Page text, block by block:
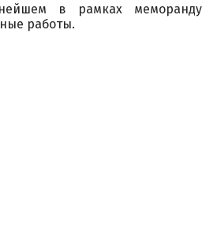
в рамках
работы.